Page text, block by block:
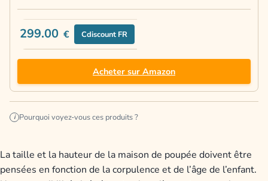
299.00 € Cdiscount FR
Acheter sur Amazon
i Pourquoi voyez-vous ces produits ?
La taille et la hauteur de la maison de poupée doivent être
pensées en fonction de la corpulence et de l’âge de l’enfant.